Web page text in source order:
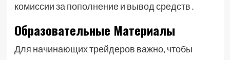
комиссии за пополнение и вывод средств․
Образовательные Материалы
Для начинающих трейдеров важно, чтобы